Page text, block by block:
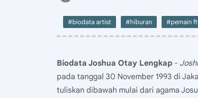
#biodata artist #hiburan #pemain
Biodata Joshua Otay Lengkap -
pada tanggal 30 November 1993 di
tuliskan dibawah mulai dari agama